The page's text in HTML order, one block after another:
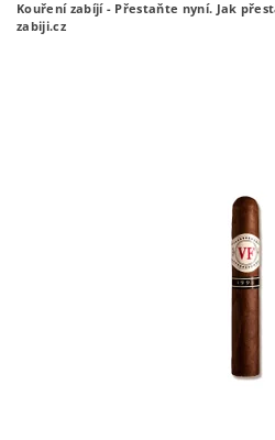
Kouření zabíjí - Přestaňte nyní. Jak
zabiji.cz